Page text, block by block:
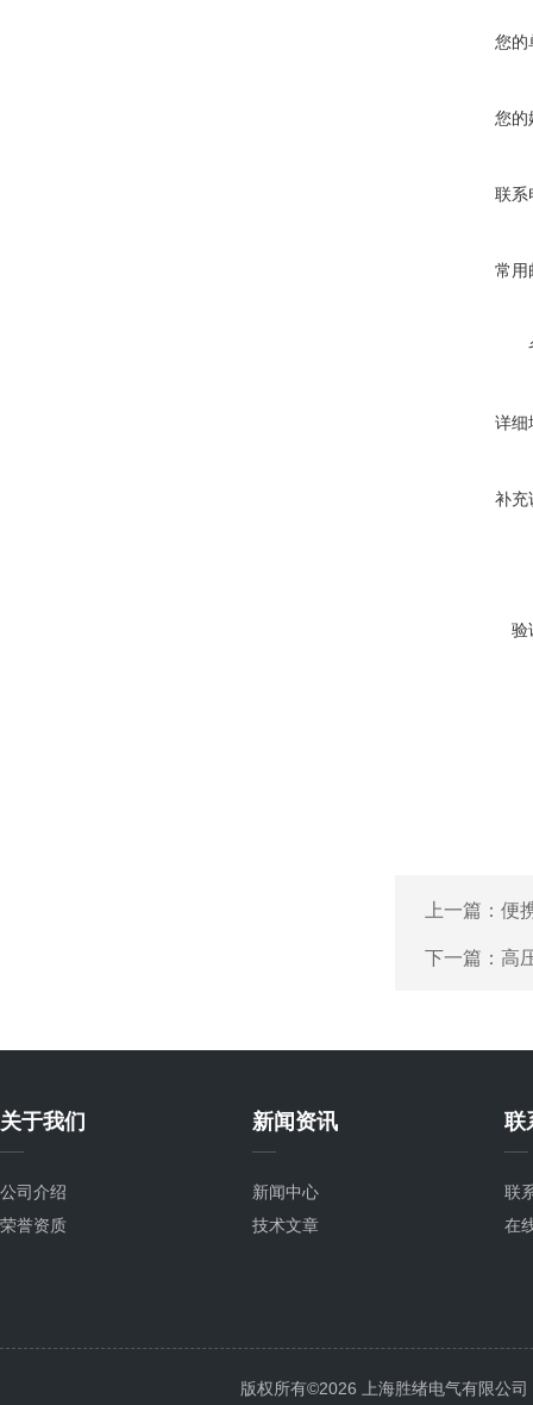
您的
您的
联系
常用
详细
补充
验
上一篇： 便
下一篇： 高
关于我们
公司介绍
荣誉资质
新闻资讯
新闻中心
技术文章
联
联
在
版权所有©2026 上海胜绪电气有限公